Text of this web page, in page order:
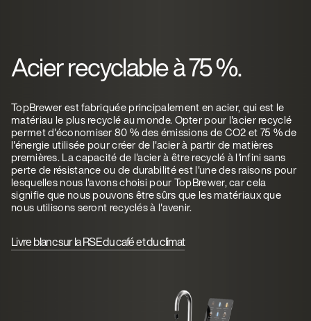
Acier recyclable à 75 %.
TopBrewer est fabriquée principalement en acier, qui est le
matériau le plus recyclé au monde. Opter pour l'acier recyclé
permet d'économiser 80 % des émissions de CO2 et 75 % de
l'énergie utilisée pour créer de l'acier à partir de matières
premières. La capacité de l'acier à être recyclé à l'infini sans
perte de résistance ou de durabilité est l'une des raisons pour
lesquelles nous l'avons choisi pour TopBrewer, car cela
signifie que nous pouvons être sûrs que les matériaux que
nous utilisons seront recyclés à l'avenir.
Livre blanc sur la RSE du café et du climat